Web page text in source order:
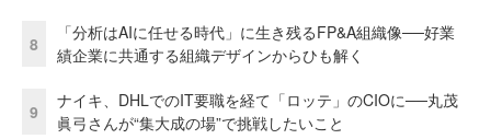
8
「分析はAIに任せる時代」に生き残るFP&A組織像──好業
績企業に共通する組織デザインからひも解く
9
ナイキ、DHLでのIT要職を経て「ロッテ」のCIOに──丸茂
眞弓さんが“集大成の場”で挑戦したいこと